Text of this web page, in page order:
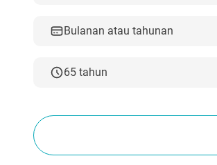
Bulanan atau tahunan
65 tahun